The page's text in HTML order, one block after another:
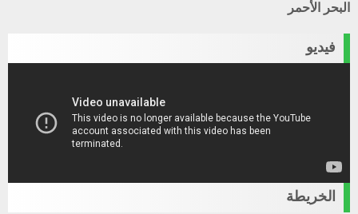
البحر الأحمر
فيديو
الخريطة